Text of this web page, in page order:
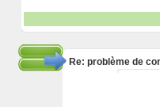
Re: problème de